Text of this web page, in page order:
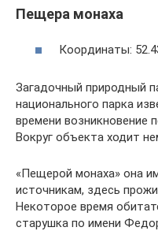
Пещера монаха
Координаты:
Загадочный природный
национального парка
времени возникновение
Вокруг объекта ходит
«Пещерой монаха» она
источникам, здесь
Некоторое время
старушка по имени